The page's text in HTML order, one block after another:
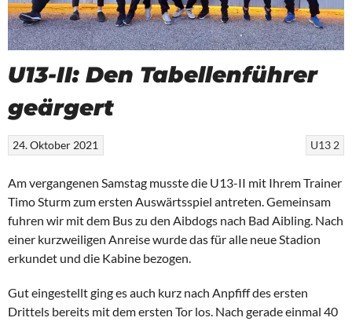
U13-II: Den Tabellenführer
geärgert
U13 2
24. Oktober 2021
Am vergangenen Samstag musste die U13-II mit Ihrem Trainer
Timo Sturm zum ersten Auswärtsspiel antreten. Gemeinsam
fuhren wir mit dem Bus zu den Aibdogs nach Bad Aibling. Nach
einer kurzweiligen Anreise wurde das für alle neue Stadion
erkundet und die Kabine bezogen.
Gut eingestellt ging es auch kurz nach Anpfiff des ersten
Drittels bereits mit dem ersten Tor los. Nach gerade einmal 40